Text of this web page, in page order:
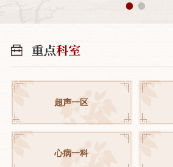
超声一区
心病一科